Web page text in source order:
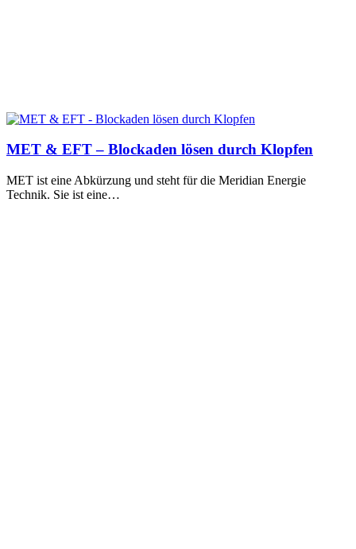
MET & EFT – Blockaden lösen durch Klopfen
MET ist eine Abkürzung und steht für die Meridian Energie
Technik. Sie ist eine…